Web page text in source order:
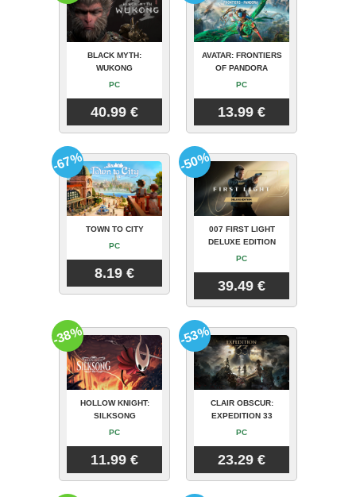
BLACK MYTH:
WUKONG
PC
40.99 €
AVATAR: FRONTIERS
OF PANDORA
PC
13.99 €
TOWN TO CITY
PC
8.19 €
-67%
007 FIRST LIGHT
DELUXE EDITION
PC
39.49 €
-50%
HOLLOW KNIGHT:
SILKSONG
PC
11.99 €
-38%
CLAIR OBSCUR:
EXPEDITION 33
PC
23.29 €
-53%